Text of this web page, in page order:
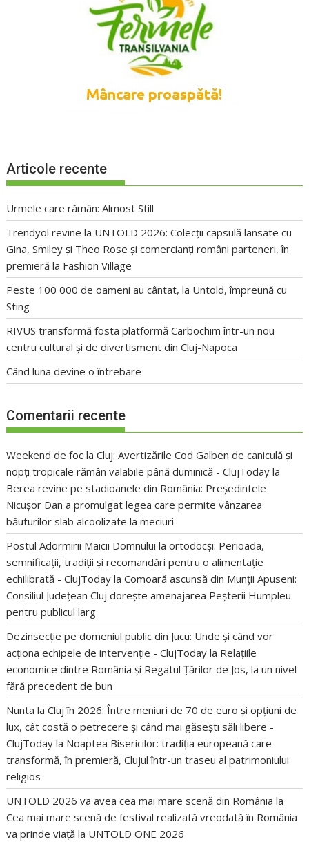
Articole recente
Urmele care rămân: Almost Still
Trendyol revine la UNTOLD 2026: Colecții capsulă lansate cu
Gina, Smiley și Theo Rose și comercianți români parteneri, în
premieră la Fashion Village
Peste 100 000 de oameni au cântat, la Untold, împreună cu
Sting
RIVUS transformă fosta platformă Carbochim într-un nou
centru cultural și de divertisment din Cluj-Napoca
Când luna devine o întrebare
Comentarii recente
Weekend de foc la Cluj: Avertizările Cod Galben de caniculă și
nopți tropicale rămân valabile până duminică - ClujToday la
Berea revine pe stadioanele din România: Președintele
Nicușor Dan a promulgat legea care permite vânzarea
băuturilor slab alcoolizate la meciuri
Postul Adormirii Maicii Domnului la ortodocși: Perioada,
semnificații, tradiții și recomandări pentru o alimentație
echilibrată - ClujToday laComoară ascunsă din Munții Apuseni:
Consiliul Județean Cluj dorește amenajarea Peșterii Humpleu
pentru publicul larg
Dezinsecție pe domeniul public din Jucu: Unde și când vor
acționa echipele de intervenție - ClujToday la Relațiile
economice dintre România și Regatul Țărilor de Jos, la un nivel
fără precedent de bun
Nunta la Cluj în 2026: Între meniuri de 70 de euro și opțiuni de
lux, cât costă o petrecere și când mai găsești săli libere -
ClujToday la Noaptea Bisericilor: tradiția europeană care
transformă, în premieră, Clujul într-un traseu al patrimoniului
religios
UNTOLD 2026 va avea cea mai mare scenă din România la
Cea mai mare scenă de festival realizată vreodată în România
va prinde viață la UNTOLD ONE 2026